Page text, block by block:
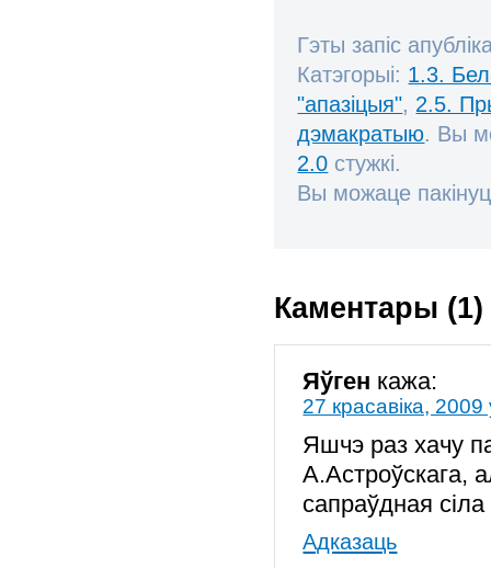
Гэты запіс
Катэгорыі: 1.3.
"апазіцыя", 2.5.
дэмакратыю. Вы
2.0 стужкі.
Вы можаце
Каментары (1)
Яўген кажа:
27 красавіка,
Яшчэ раз хачу
А.Астроўскага,
сапраўдная
Адказаць